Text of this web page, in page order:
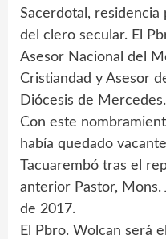
Sacerdotal, residencia
del clero secular. El
Asesor Nacional del
Cristiandad y Asesor
Diócesis de Mercedes.
Con este
había quedado
Tacuarembó tras el
anterior Pastor, Mons.
de 2017.
El Pbro. Wolcan será